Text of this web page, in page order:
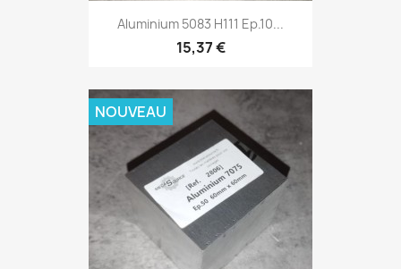
Aluminium 5083 H111 Ep.10...
15,37 €
NOUVEAU